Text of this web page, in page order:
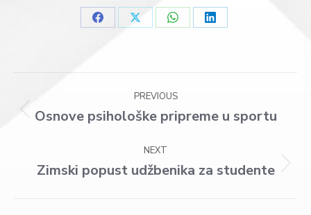
Share
Share
Share
Share
navigation
PREVIOUS
Previous
Osnove psihološke pripreme u sportu
NEXT
Next
Zimski popust udžbenika za studente